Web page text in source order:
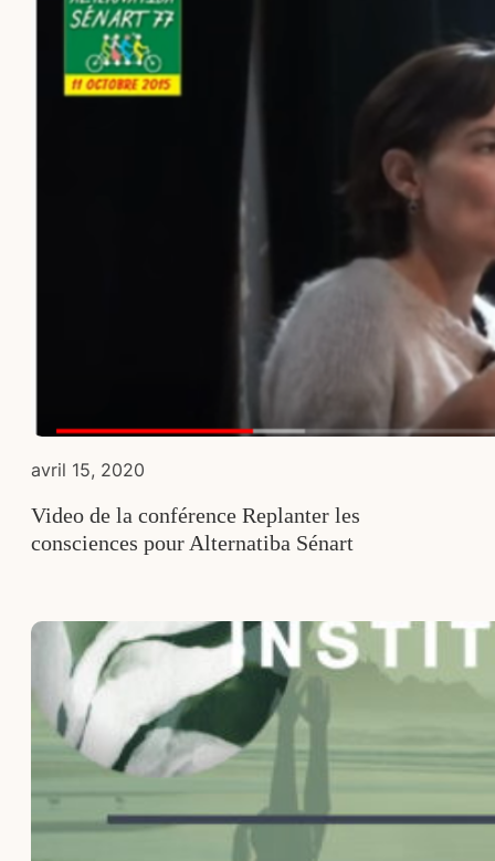
avril 15, 2020
Video de la conférence Replanter les
consciences pour Alternatiba Sénart